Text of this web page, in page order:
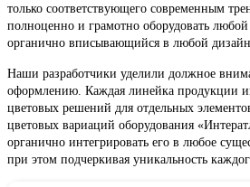
только соответствующего современным
полноценно и грамотно оборудовать
органично вписывающийся в любой
Наши разработчики уделили должное
оформлению. Каждая линейка продукции
цветовых решений для отдельных
цветовых вариаций оборудования
органично интегрировать его в любое
при этом подчеркивая уникальность